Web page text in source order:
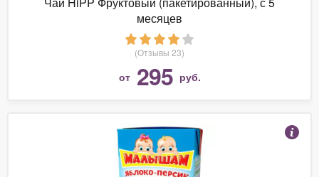
месяцев
(Отзывы 23)
от 295 руб.